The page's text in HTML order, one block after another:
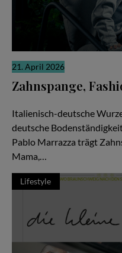
21. April 2026
Zahnspange,
Italienisch-deutsche
deutsche
Pablo Marrazza trägt
Mama,…
Lifestyle